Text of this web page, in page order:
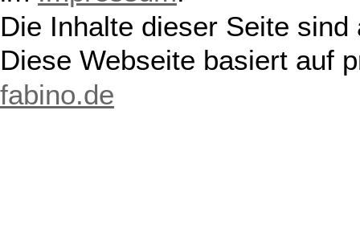
Die Inhalte dieser Seite
Diese Webseite basiert auf
fabino.de